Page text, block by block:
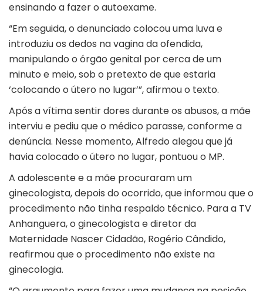
ensinando a fazer o autoexame.
“Em seguida, o denunciado colocou uma luva e
introduziu os dedos na vagina da ofendida,
manipulando o órgão genital por cerca de um
minuto e meio, sob o pretexto de que estaria
‘colocando o útero no lugar’”, afirmou o texto.
Após a vítima sentir dores durante os abusos, a mãe
interviu e pediu que o médico parasse, conforme a
denúncia. Nesse momento, Alfredo alegou que já
havia colocado o útero no lugar, pontuou o MP.
A adolescente e a mãe procuraram um
ginecologista, depois do ocorrido, que informou que o
procedimento não tinha respaldo técnico. Para a TV
Anhanguera, o ginecologista e diretor da
Maternidade Nascer Cidadão, Rogério Cândido,
reafirmou que o procedimento não existe na
ginecologia.